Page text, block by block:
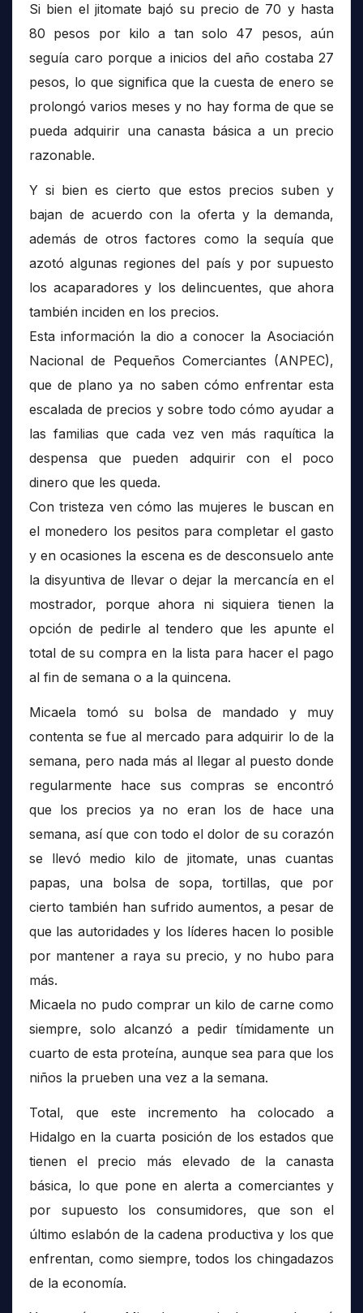
Si bien el jitomate bajó su precio de 70 y hasta
80 pesos por kilo a tan solo 47 pesos, aún
seguía caro porque a inicios del año costaba 27
pesos, lo que significa que la cuesta de enero se
prolongó varios meses y no hay forma de que se
pueda adquirir una canasta básica a un precio
razonable.
Y si bien es cierto que estos precios suben y
bajan de acuerdo con la oferta y la demanda,
además de otros factores como la sequía que
azotó algunas regiones del país y por supuesto
los acaparadores y los delincuentes, que ahora
también inciden en los precios.
Esta información la dio a conocer la Asociación
Nacional de Pequeños Comerciantes (ANPEC),
que de plano ya no saben cómo enfrentar esta
escalada de precios y sobre todo cómo ayudar a
las familias que cada vez ven más raquítica la
despensa que pueden adquirir con el poco
dinero que les queda.
Con tristeza ven cómo las mujeres le buscan en
el monedero los pesitos para completar el gasto
y en ocasiones la escena es de desconsuelo ante
la disyuntiva de llevar o dejar la mercancía en el
mostrador, porque ahora ni siquiera tienen la
opción de pedirle al tendero que les apunte el
total de su compra en la lista para hacer el pago
al fin de semana o a la quincena.
Micaela tomó su bolsa de mandado y muy
contenta se fue al mercado para adquirir lo de la
semana, pero nada más al llegar al puesto donde
regularmente hace sus compras se encontró
que los precios ya no eran los de hace una
semana, así que con todo el dolor de su corazón
se llevó medio kilo de jitomate, unas cuantas
papas, una bolsa de sopa, tortillas, que por
cierto también han sufrido aumentos, a pesar de
que las autoridades y los líderes hacen lo posible
por mantener a raya su precio, y no hubo para
más.
Micaela no pudo comprar un kilo de carne como
siempre, solo alcanzó a pedir tímidamente un
cuarto de esta proteína, aunque sea para que los
niños la prueben una vez a la semana.
Total, que este incremento ha colocado a
Hidalgo en la cuarta posición de los estados que
tienen el precio más elevado de la canasta
básica, lo que pone en alerta a comerciantes y
por supuesto los consumidores, que son el
último eslabón de la cadena productiva y los que
enfrentan, como siempre, todos los chingadazos
de la economía.